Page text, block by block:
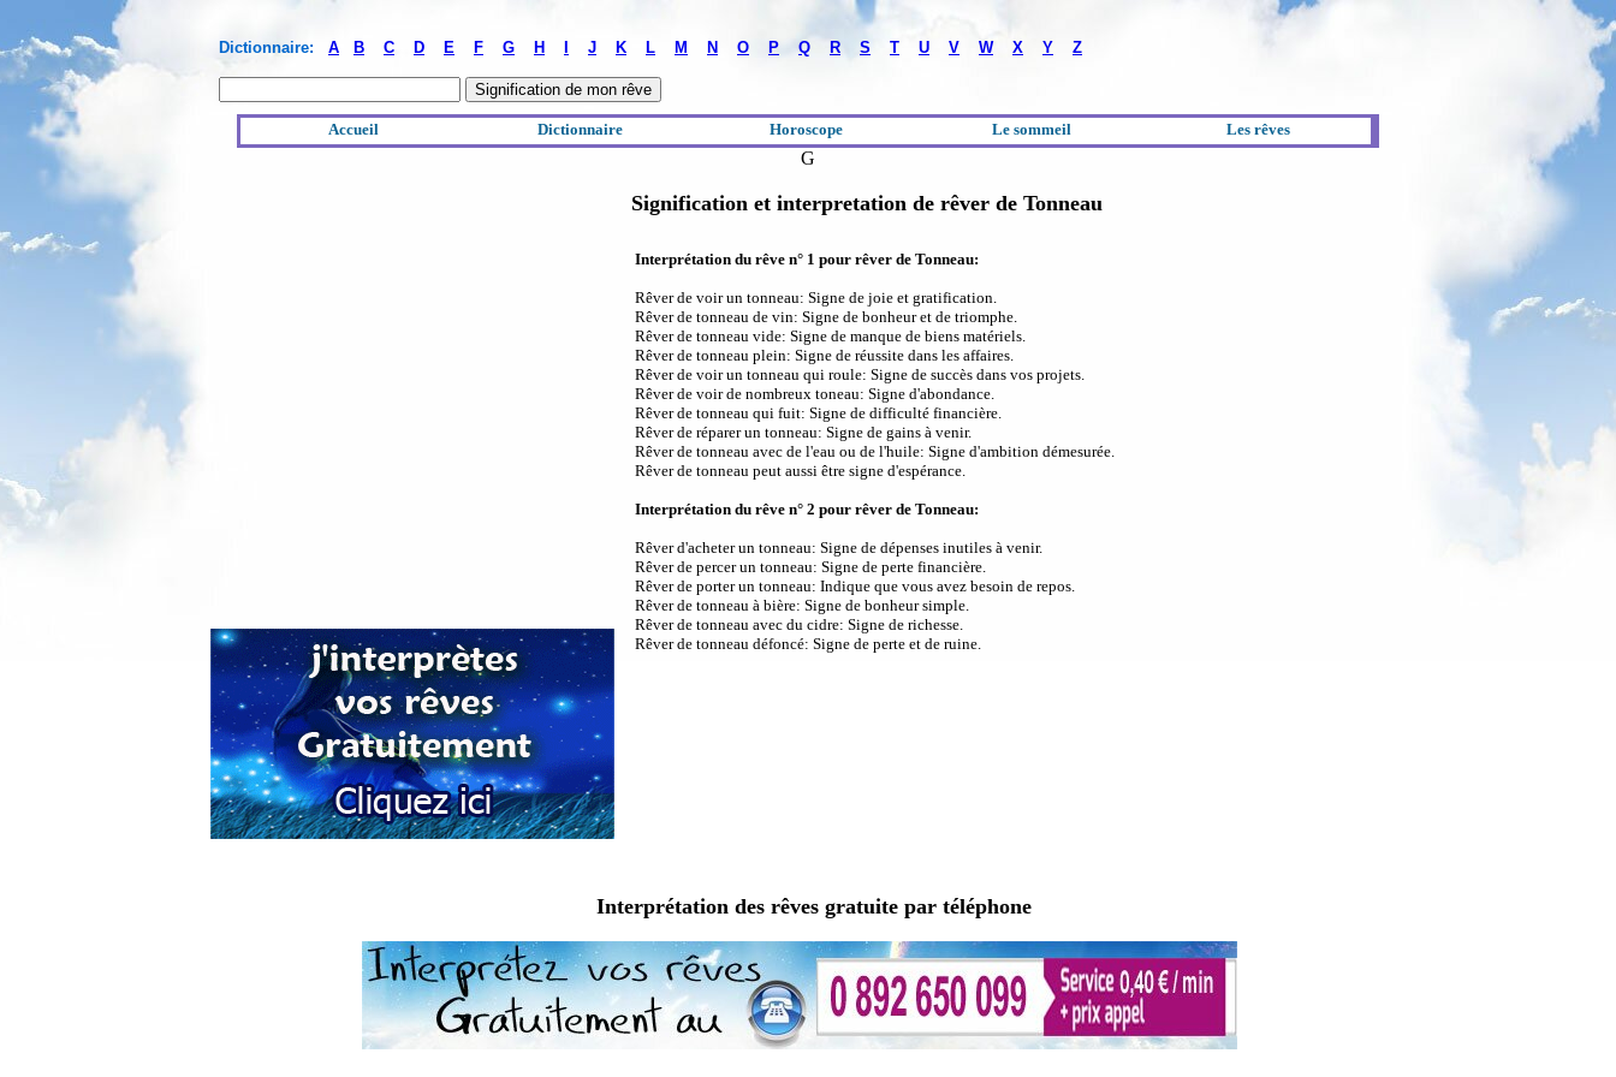
Dictionnaire: A B C D E F G H J K L M N O P Q R S T U V W X Y Z
Accueil Dictionnaire Horoscope Le sommeil Les rêves
G
Signification et interpretation de rêver de Tonneau
Interprétation du rêve n° 1 pour rêver de Tonneau:
Rêver de voir un tonneau: Signe de joie et gratification.
Rêver de tonneau de vin: Signe de bonheur et de triomphe.
Rêver de tonneau vide: Signe de manque de biens matériels.
Rêver de tonneau plein: Signe de réussite dans les affaires.
Rêver de voir un tonneau qui roule: Signe de succès dans vos projets.
Rêver de voir de nombreux toneau: Signe d'abondance.
Rêver de tonneau qui fuit: Signe de difficulté financière.
Rêver de réparer un tonneau: Signe de gains à venir.
Rêver de tonneau avec de l'eau ou de l'huile: Signe d'ambition démesurée.
Rêver de tonneau peut aussi être signe d'espérance.
Interprétation du rêve n° 2 pour rêver de Tonneau:
Rêver d'acheter un tonneau: Signe de dépenses inutiles à venir.
Rêver de percer un tonneau: Signe de perte financière.
Rêver de porter un tonneau: Indique que vous avez besoin de repos.
Rêver de tonneau à bière: Signe de bonheur simple.
Rêver de tonneau avec du cidre: Signe de richesse.
Rêver de tonneau défoncé: Signe de perte et de ruine.
Interprétation des rêves gratuite par téléphone